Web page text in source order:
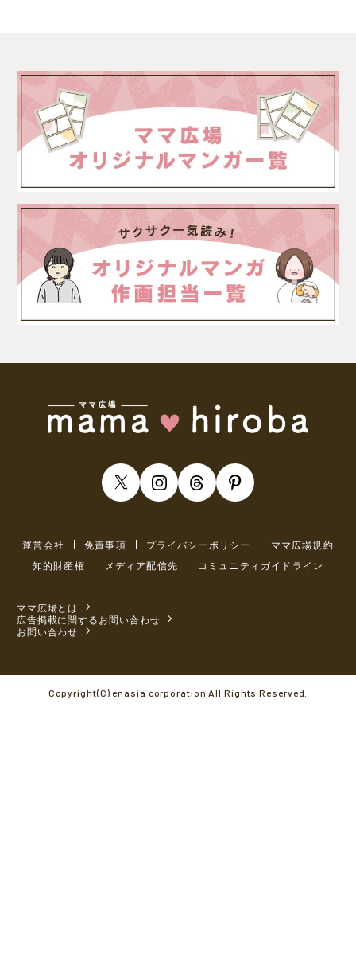
運営会社 免責事項 プライバシーポリシー
ママ広場規約
知的財産権
メディア配信先 コミュニティガイドライン
ママ広場とは
広告掲載に関するお問い合わせ
お問い合わせ
Copyright(C) enasia corporation All Rights Reserved.